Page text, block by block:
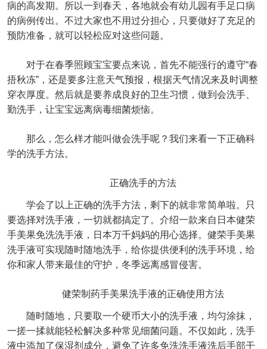
病的高发期。所以一到春天，各地就会有幼儿园有手足口病
的病例传出。不过大家也不用过分担心，只要做好了充足的
预防准备，就可以轻松应对这些问题。
对于在春季照顾宝宝要点来说，首先不能强行的遵守“春
捂秋冻”，还是要多注意天气预报，根据天气情况来及时调整
穿衣厚度。然后就是要养成良好的卫生习惯，做到会洗手、
勤洗手，让宝宝远离病毒细菌烦恼。
那么，怎么样才能叫做会洗手呢？我们来看一下正确科
学的洗手方法。
正确洗手的方法
学会了以上正确的洗手方法，剩下的就非常简单啦。只
要选择对洗手液，一切就都搞定了。介绍一款来自日本健荣
手美果免洗洗手液，日本万千妈妈的用心选择。健荣手美果
洗手液可实现随时随地洗手，给你提供便利的洗手环境，给
你和家人带来最佳的守护，冬季远离感冒侵害。
健荣制药手美果洗手液的正确使用方法
随时随地，只要取一个硬币大小的洗手液，均匀涂抹，
一搓一揉就能轻松解决多种常见细菌问题。不仅如此，洗手
液中添加了保湿剂成分，避免了许多免洗洗手液洗后手部干